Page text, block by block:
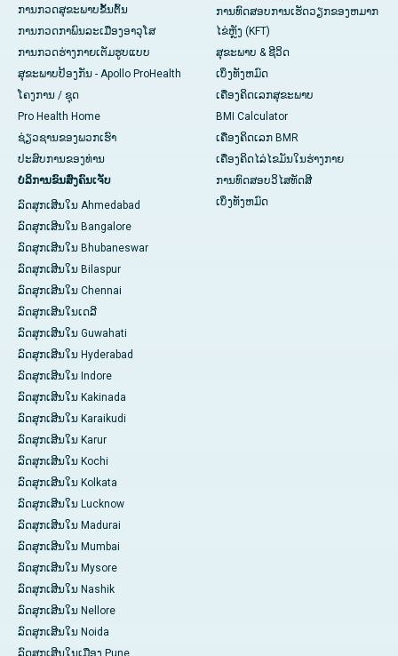
ການກວດສຸຂະພາບຂັ້ນຕົ້ນ
ການກວດກາພົນລະເມືອງອາວຸໂສ
ການກວດຮ່າງກາຍເຕັມຮູບແບບ
ສຸຂະພາບປ້ອງກັນ - Apollo ProHealth
ໂຄງການ / ຊຸດ
Pro Health Home
ຊ່ຽວຊານຂອງພວກເຮົາ
ປະສົບການຂອງທ່ານ
ບໍລິການຂົນສົ່ງຄົນເຈັບ
ລົດສຸກເສີນໃນ Ahmedabad
ລົດສຸກເສີນໃນ Bangalore
ລົດສຸກເສີນໃນ Bhubaneswar
ລົດສຸກເສີນໃນ Bilaspur
ລົດສຸກເສີນໃນ Chennai
ລົດສຸກເສີນໃນເດລີ
ລົດສຸກເສີນໃນ Guwahati
ລົດສຸກເສີນໃນ Hyderabad
ລົດສຸກເສີນໃນ Indore
ລົດສຸກເສີນໃນ Kakinada
ລົດສຸກເສີນໃນ Karaikudi
ລົດສຸກເສີນໃນ Karur
ລົດສຸກເສີນໃນ Kochi
ລົດສຸກເສີນໃນ Kolkata
ລົດສຸກເສີນໃນ Lucknow
ລົດສຸກເສີນໃນ Madurai
ລົດສຸກເສີນໃນ Mumbai
ລົດສຸກເສີນໃນ Mysore
ລົດສຸກເສີນໃນ Nashik
ລົດສຸກເສີນໃນ Nellore
ລົດສຸກເສີນໃນ Noida
ການທົດສອບການເຮັດວຽກຂອງຫມາກ
ໄຂ່ຫຼັງ (KFT)
ສຸຂະພາບ & ຊີວິດ
ເບິ່ງທັງຫມົດ
ເຄື່ອງຄິດເລກສຸຂະພາບ
BMI Calculator
ເຄື່ອງຄິດເລກ BMR
ເຄື່ອງຄິດໄລ່ໄຂມັນໃນຮ່າງກາຍ
ການທົດສອບວິໄສທັດສີ
ເບິ່ງ​ທັງ​ຫມົດ